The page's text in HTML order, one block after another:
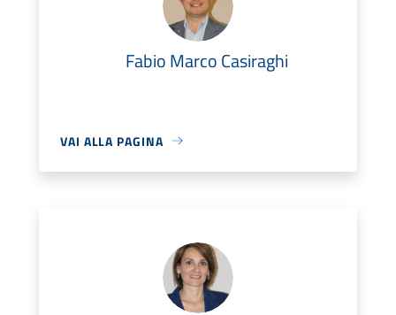
Fabio Marco Casiraghi
VAI ALLA PAGINA